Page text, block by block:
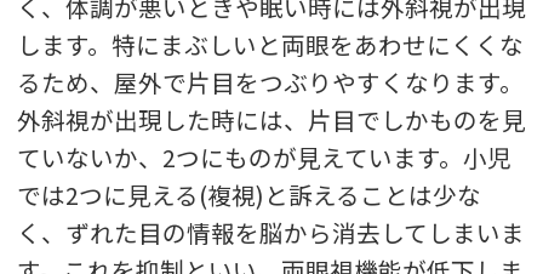
します。特にまぶしいと両眼をあわせにくくな
るため、屋外で片目をつぶりやすくなります。
外斜視が出現した時には、片目でしかものを見
ていないか、2つにものが見えています。小児
では2つに見える(複視)と訴えることは少な
く、ずれた目の情報を脳から消去してしまいま